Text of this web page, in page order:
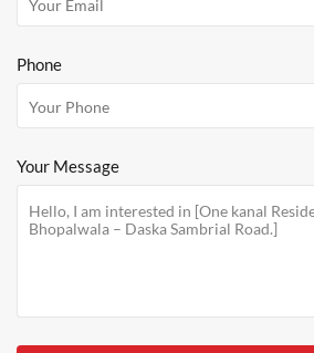
Phone
Your Message